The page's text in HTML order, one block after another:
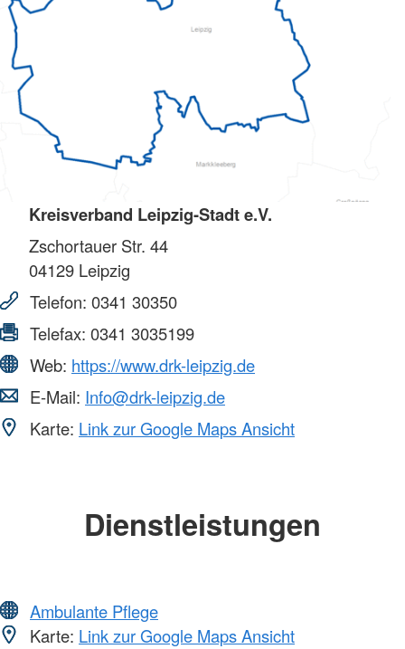
Kreisverband Leipzig-Stadt e.V.
Zschortauer Str. 44
04129 Leipzig
Telefon: 0341 30350
Telefax: 0341 3035199
Web: https://www.drk-leipzig.de
E-Mail: Info@drk-leipzig.de
Karte: Link zur Google Maps Ansicht
Dienstleistungen
Ambulante Pflege
Karte: Link zur Google Maps Ansicht